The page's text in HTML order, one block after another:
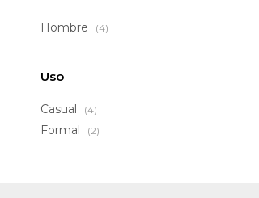
Hombre (4)
Uso
Casual (4)
Formal (2)